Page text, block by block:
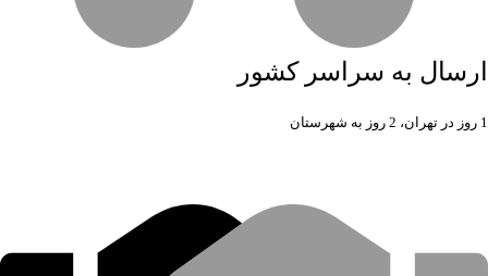
ارسال به سراسر کشور
1 روز در تهران، 2 روز به شهرستان